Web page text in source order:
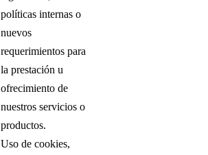
políticas internas o
nuevos
requerimientos para
la prestación u
ofrecimiento de
nuestros servicios o
productos.
Uso de cookies,